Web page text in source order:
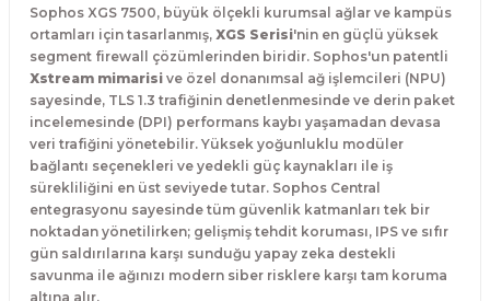
Sophos XGS 7500, büyük ölçekli kurumsal ağlar ve kampüs
ortamları için tasarlanmış, XGS Serisi'nin en güçlü yüksek
segment firewall çözümlerinden biridir. Sophos'un patentli
Xstream mimarisi ve özel donanımsal ağ işlemcileri (NPU)
sayesinde, TLS 1.3 trafiğinin denetlenmesinde ve derin paket
incelemesinde (DPI) performans kaybı yaşamadan devasa
veri trafiğini yönetebilir. Yüksek yoğunluklu modüler
bağlantı seçenekleri ve yedekli güç kaynakları ile iş
sürekliliğini en üst seviyede tutar. Sophos Central
entegrasyonu sayesinde tüm güvenlik katmanları tek bir
noktadan yönetilirken; gelişmiş tehdit koruması, IPS ve sıfır
gün saldırılarına karşı sunduğu yapay zeka destekli
savunma ile ağınızı modern siber risklere karşı tam koruma
altına alır.